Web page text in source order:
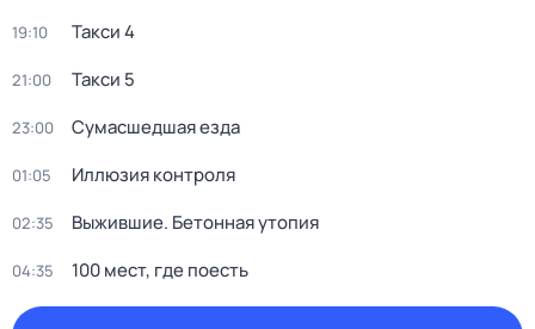
19:10 Такси 4
21:00 Такси 5
23:00 Сумасшедшая езда
01:05 Иллюзия контроля
02:35 Выжившие. Бетонная утопия
04:35 100 мeст, где пoесть